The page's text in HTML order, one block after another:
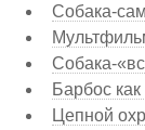
Собака-
Собака-
Барбос
Цепной